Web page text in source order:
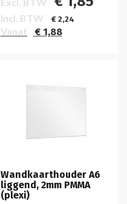
Excl. BTW
Incl. BTW € 2,24
Vanaf € 1,88
Wandkaarthouder A6
liggend, 2mm PMMA
(plexi)